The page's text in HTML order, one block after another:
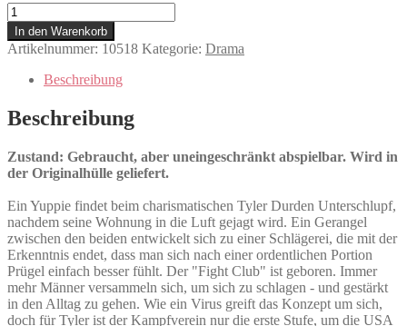
Fight
Club
Menge
In den Warenkorb
Artikelnummer: 10518 Kategorie: Drama
Beschreibung
Beschreibung
Zustand: Gebraucht, aber uneingeschränkt abspielbar. Wird in
der Originalhülle geliefert.
Ein Yuppie findet beim charismatischen Tyler Durden Unterschlupf,
nachdem seine Wohnung in die Luft gejagt wird. Ein Gerangel
zwischen den beiden entwickelt sich zu einer Schlägerei, die mit der
Erkenntnis endet, dass man sich nach einer ordentlichen Portion
Prügel einfach besser fühlt. Der "Fight Club" ist geboren. Immer
mehr Männer versammeln sich, um sich zu schlagen - und gestärkt
in den Alltag zu gehen. Wie ein Virus greift das Konzept um sich,
doch für Tyler ist der Kampfverein nur die erste Stufe, um die USA